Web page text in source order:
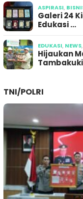
ASPIRASI,
Galeri 24
Edukasi …
EDUKASI, NEWS,
Hijaukan
TNI/POLRI